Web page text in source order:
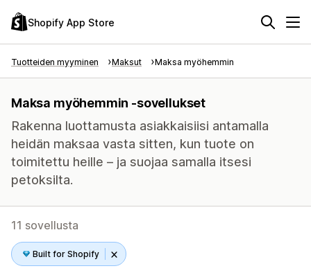
Shopify App Store
Tuotteiden myyminen Maksut Maksa myöhemmin
Maksa myöhemmin -sovellukset
Rakenna luottamusta asiakkaisiisi antamalla
heidän maksaa vasta sitten, kun tuote on
toimitettu heille – ja suojaa samalla itsesi
petoksilta.
11 sovellusta
Built for Shopify